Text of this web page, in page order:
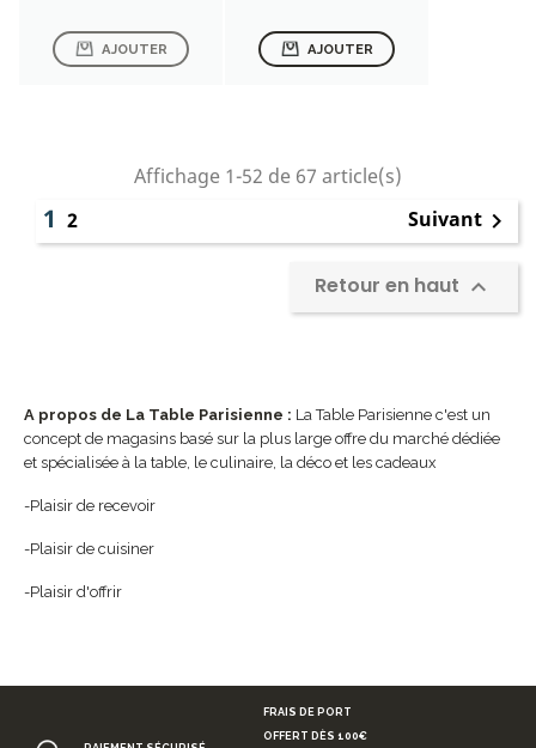
AJOUTER AJOUTER
Affichage 1-52 de 67 article(s)
1 2 Suivant 
Retour en haut 
A propos de La Table Parisienne : La Table Parisienne c'est un
concept de magasins basé sur la plus large offre du marché dédiée
et spécialisée à la table, le culinaire, la déco et les cadeaux
-Plaisir de recevoir
-Plaisir de cuisiner
-Plaisir d'offrir
FRAIS DE PORT
OFFERT DÈS 100€